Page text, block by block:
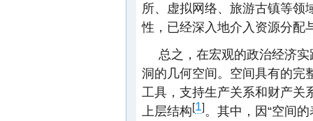
所、虚拟网络、旅游古镇等领
性，已经深入地介入资源分配
总之，在宏观的政治经济
洞的几何空间。空间具有的完
工具，支持生产关系和财产关
上层结构[1]。其中，因“空间